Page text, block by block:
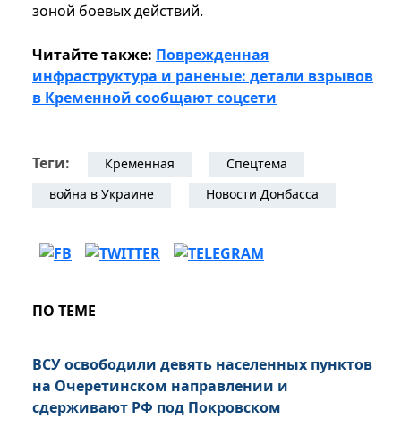
зоной боевых действий.
Читайте также: Поврежденная
инфраструктура и раненые: детали взрывов
в Кременной сообщают соцсети
Теги: Кременная
Спецтема
война в Украине
Новости Донбасса
ПО ТЕМЕ
ВСУ освободили девять населенных пунктов
на Очеретинском направлении и
сдерживают РФ под Покровском